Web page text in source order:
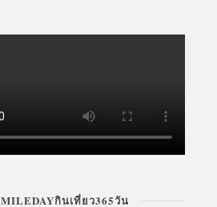
MILEDAYกินเที่ยว365วัน